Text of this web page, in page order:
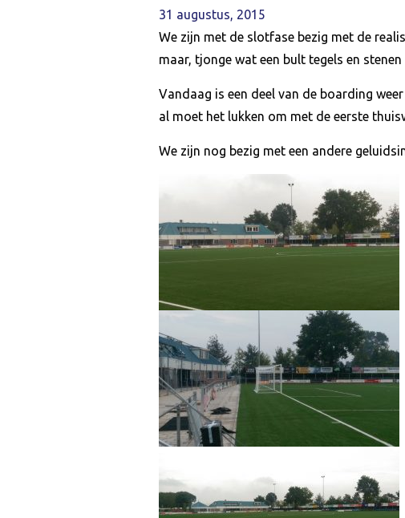
31 augustus, 2015
We zijn met de slotfase bezig met de
maar, tjonge wat een bult tegels en
Vandaag is een deel van de boarding
al moet het lukken om met de eerste
We zijn nog bezig met een andere